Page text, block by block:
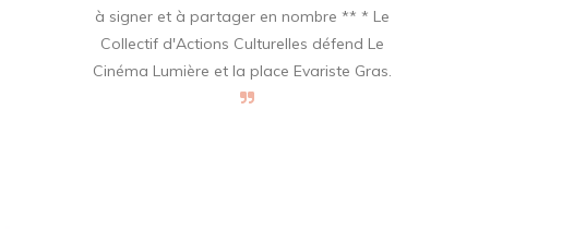
à signer et à partager en nombre ** * Le
Collectif d'Actions Culturelles défend Le
Cinéma Lumière et la place Evariste Gras.